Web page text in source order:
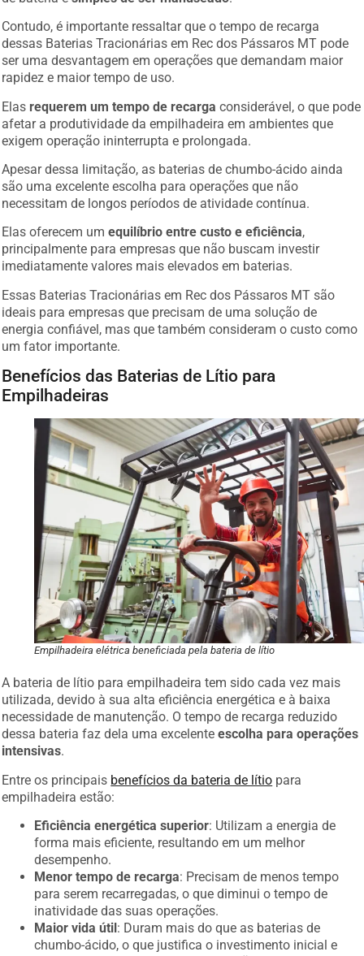
Contudo, é importante ressaltar que o tempo de recarga
dessas Baterias Tracionárias em Rec dos Pássaros MT pode
ser uma desvantagem em operações que demandam maior
rapidez e maior tempo de uso.
Elas
requerem um tempo de recarga
considerável, o que pode
afetar a produtividade da empilhadeira em ambientes que
exigem operação ininterrupta e prolongada.
Apesar dessa limitação, as baterias de chumbo-ácido ainda
são uma excelente escolha para operações que não
necessitam de longos períodos de atividade contínua.
Elas oferecem um equilíbrio entre custo e eficiência
principalmente para empresas que não buscam investir
imediatamente valores mais elevados em baterias.
Essas Baterias Tracionárias em Rec dos Pássaros MT são
ideais para empresas que precisam de uma solução de
energia confiável, mas que também consideram o custo como
um fator importante.
Benefícios das Baterias de Lítio para
Empilhadeiras
Empilhadeira elétrica beneficiada pela bateria de lítio
A bateria de lítio para empilhadeira tem sido cada vez mais
utilizada, devido à sua alta eficiência energética e à baixa
necessidade de manutenção. O tempo de recarga reduzido
dessa bateria faz dela uma excelente escolha para operações
intensivas
Entre os principais benefícios da bateria de lítio
empilhadeira estão:
Eficiência energética superior: Utilizam a energia de
forma mais eficiente, resultando em um melhor
desempenho.
Menor tempo de recarga: Precisam de menos tempo
para serem recarregadas, o que diminui o tempo de
inatividade das suas operações.
Maior vida útil: Duram mais do que as baterias de
chumbo-ácido, o que justifica o investimento inicial e